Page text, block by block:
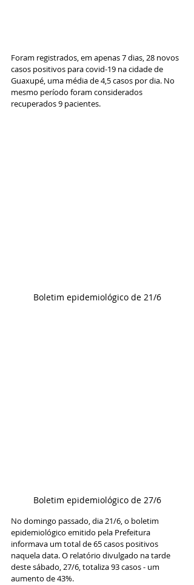
Foram registrados, em apenas 7 dias, 28 novos
casos positivos para covid-19 na cidade de
Guaxupé, uma média de 4,5 casos por dia. No
mesmo período foram considerados
recuperados 9 pacientes.
Boletim epidemiológico de 21/6
Boletim epidemiológico de 27/6
No domingo passado, dia 21/6, o boletim
epidemiológico emitido pela Prefeitura
informava um total de 65 casos positivos
naquela data. O relatório divulgado na tarde
deste sábado, 27/6, totaliza 93 casos - um
aumento de 43%.